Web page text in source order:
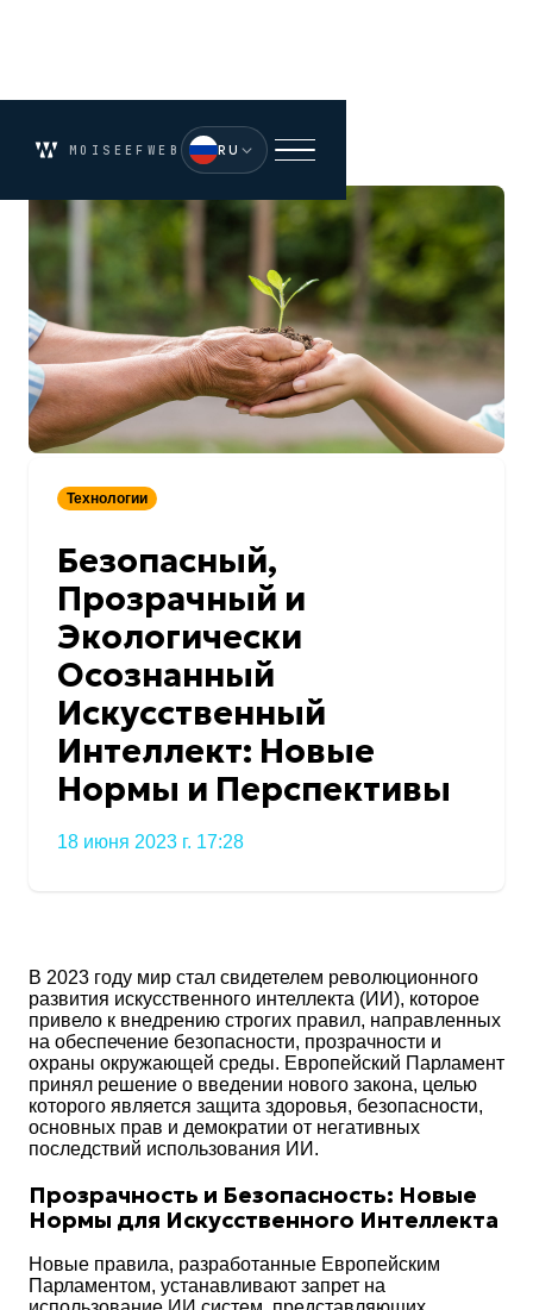
MOISEEFWEB RU
Технологии
Безопасный,
Прозрачный и
Экологически
Осознанный
Искусственный
Интеллект: Новые
Нормы и Перспективы
18 июня 2023 г. 17:28
В 2023 году мир стал свидетелем революционного
развития искусственного интеллекта (ИИ), которое
привело к внедрению строгих правил, направленных
на обеспечение безопасности, прозрачности и
охраны окружающей среды. Европейский Парламент
принял решение о введении нового закона, целью
которого является защита здоровья, безопасности,
основных прав и демократии от негативных
последствий использования ИИ.
Прозрачность и Безопасность: Новые
Нормы для Искусственного Интеллекта
Новые правила, разработанные Европейским
Парламентом, устанавливают запрет на